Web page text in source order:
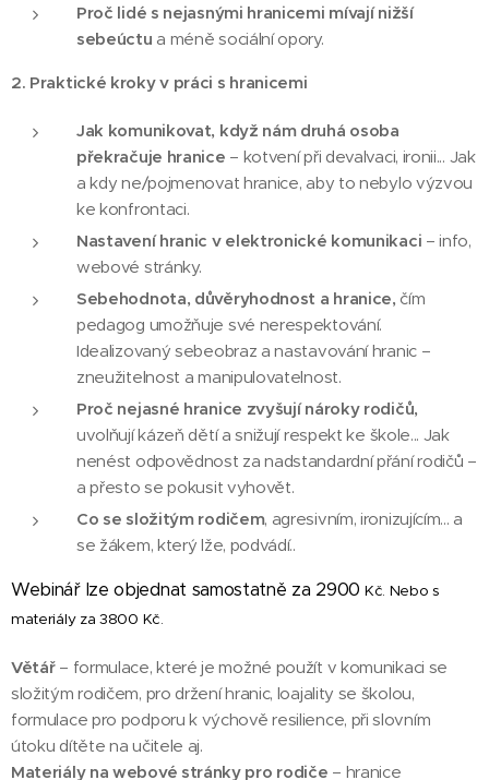
Proč lidé s nejasnými hranicemi mívají nižší
sebeúctu a méně sociální opory.
2. Praktické kroky v práci s hranicemi
Jak komunikovat, když nám druhá osoba
překračuje hranice – kotvení při devalvaci, ironii... Jak
a kdy ne/pojmenovat hranice, aby to nebylo výzvou
ke konfrontaci.
Nastavení hranic v elektronické komunikaci – info,
webové stránky.
Sebehodnota, důvěryhodnost a hranice, čím
pedagog umožňuje své nerespektování.
Idealizovaný sebeobraz a nastavování hranic –
zneužitelnost a manipulovatelnost.
Proč nejasné hranice zvyšují nároky rodičů,
uvolňují kázeň dětí a snižují respekt ke škole... Jak
nenést odpovědnost za nadstandardní přání rodičů –
a přesto se pokusit vyhovět.
Co se složitým rodičem, agresivním, ironizujícím... a
se žákem, který lže, podvádí..
Webinář lze objednat samostatně za 2900 Kč. Nebo s
materiály za 3800 Kč.
Větář– formulace, které je možné použít v komunikaci se
složitým rodičem, pro držení hranic, loajality se školou,
formulace pro podporu k výchově resilience, při slovním
útoku dítěte na učitele aj.
Materiály na webové stránky pro rodiče – hranice